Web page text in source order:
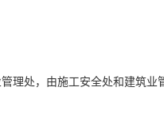
理处，由施工安全处和建筑业